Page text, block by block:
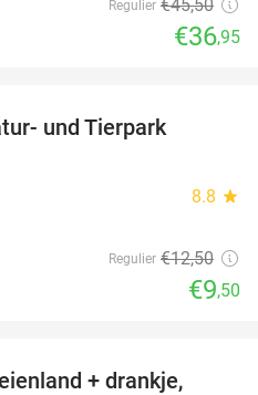
Regulier €45,50
€36,95
und Tierpark
8.8 star
Regulier €12,50
€9,50
+ drankje,